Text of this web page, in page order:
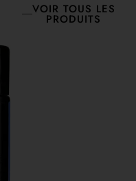
VOIR TOUS LES
PRODUITS